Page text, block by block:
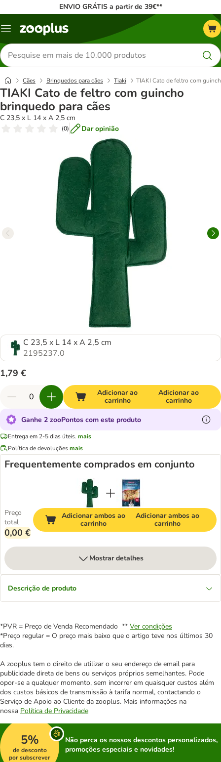
ENVIO GRÁTIS a partir de 39€**
Menu
Pesquisar
produtos
Cães Brinquedos para cães Tiaki TIAKI Cato de feltro com
TIAKI Cato de feltro com guincho
brinquedo para cães
C 23,5 x L 14 x A 2,5 cm
(0) Dar opinião
C 23,5 x L 14 x A 2,5 cm
2195237.0
1,79 €
Adicionar ao
carrinho
Adicionar ao
carrinho
Ganhe 2 zooPontos com este produto
Entrega em 2-5 dias úteis. mais
Política de devoluçõesmais
Frequentemente comprados em conjunto
Preço
total
0,00 €
Adicionar ambos ao
carrinho
Adicionar ambos ao
carrinho
Mostrar detalhes
Descrição de produto
*PVR = Preço de Venda Recomendado ** Ver condições
*Preço regular = O preço mais baixo que o artigo teve nos últimos 30
dias.
A zooplus tem o direito de utilizar o seu endereço de email para
publicidade direta de bens ou serviços próprios semelhantes. Pode
opor-se a qualquer momento, sem incorrer em quaisquer custos além
dos custos básicos de transmissão à tarifa normal, contactando o
Serviço de Apoio ao Cliente da zooplus. Mais informações na
nossa Política de Privacidade
5%
de desconto
por subscrever
Não perca os nossos descontos personalizados,
promoções especiais e novidades!